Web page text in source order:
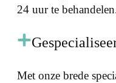
24 uur te
Met onze brede